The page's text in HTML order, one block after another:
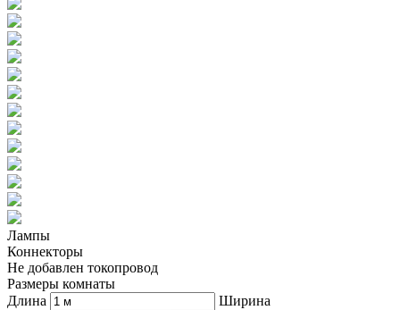
Лампы
Коннекторы
Не добавлен токопровод
Размеры комнаты
Длина
Ширина